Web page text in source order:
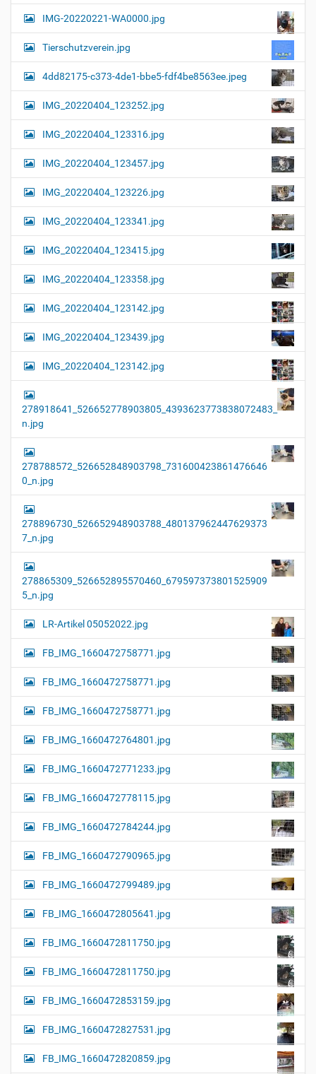
i
l
r
e
…
i
g
a
t
i
o
n
IMG-20220221-WA0000.jpg
Tierschutzverein.jpg
4dd82175-c373-4de1-bbe5-fdf4be8563ee.jpeg
IMG_20220404_123252.jpg
IMG_20220404_123316.jpg
IMG_20220404_123457.jpg
IMG_20220404_123226.jpg
IMG_20220404_123341.jpg
IMG_20220404_123415.jpg
IMG_20220404_123358.jpg
IMG_20220404_123142.jpg
IMG_20220404_123439.jpg
IMG_20220404_123142.jpg
278918641_526652778903805_4393623773838072483_
n.jpg
278788572_526652848903798_731600423861476646
0_n.jpg
278896730_526652948903788_480137962447629373
7_n.jpg
278865309_526652895570460_679597373801525909
5_n.jpg
LR-Artikel 05052022.jpg
FB_IMG_1660472758771.jpg
FB_IMG_1660472758771.jpg
FB_IMG_1660472758771.jpg
FB_IMG_1660472764801.jpg
FB_IMG_1660472771233.jpg
FB_IMG_1660472778115.jpg
FB_IMG_1660472784244.jpg
FB_IMG_1660472790965.jpg
FB_IMG_1660472799489.jpg
FB_IMG_1660472805641.jpg
FB_IMG_1660472811750.jpg
FB_IMG_1660472811750.jpg
FB_IMG_1660472853159.jpg
FB_IMG_1660472827531.jpg
FB_IMG_1660472820859.jpg